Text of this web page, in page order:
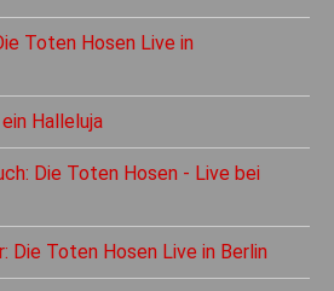
Toten Hosen Live in
Halleluja
Die Toten Hosen - Live bei
Die Toten Hosen Live in Berlin